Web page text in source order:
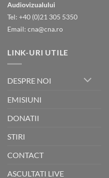
Audiovizualului
Tel: +40 (0)21 305 5350
Email: cna@cna.ro
LINK-URI UTILE
DESPRE NOI
EMISIUNI
DONATII
STIRI
CONTACT
ASCULTATI LIVE